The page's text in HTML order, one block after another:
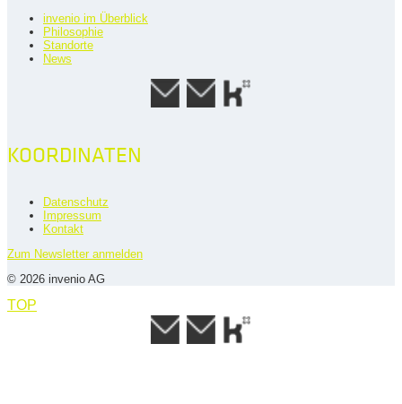
invenio im Überblick
Philosophie
Standorte
News
KOORDINATEN
Datenschutz
Impressum
Kontakt
Zum Newsletter anmelden
© 2026 invenio AG
TOP